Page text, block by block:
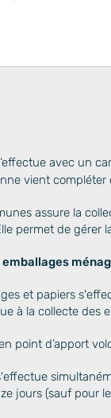
avec un
vient compléter
assure la
permet de gérer
et papiers
à la collecte des
point d’apport
jours (sauf pour